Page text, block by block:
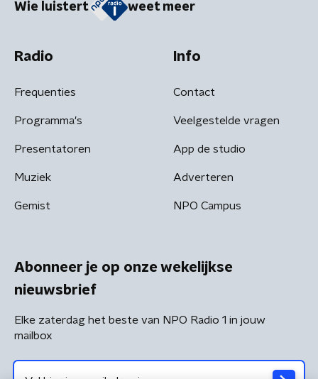
Wie luistert weet meer
Radio
Frequenties
Programma's
Presentatoren
Muziek
Gemist
Info
Contact
Veelgestelde vragen
App de studio
Adverteren
NPO Campus
Abonneer je op onze wekelijkse
nieuwsbrief
Elke zaterdag het beste van NPO Radio 1 in jouw
mailbox